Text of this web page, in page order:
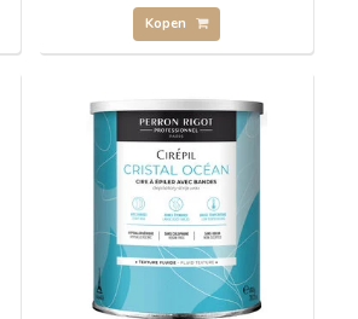
Kopen